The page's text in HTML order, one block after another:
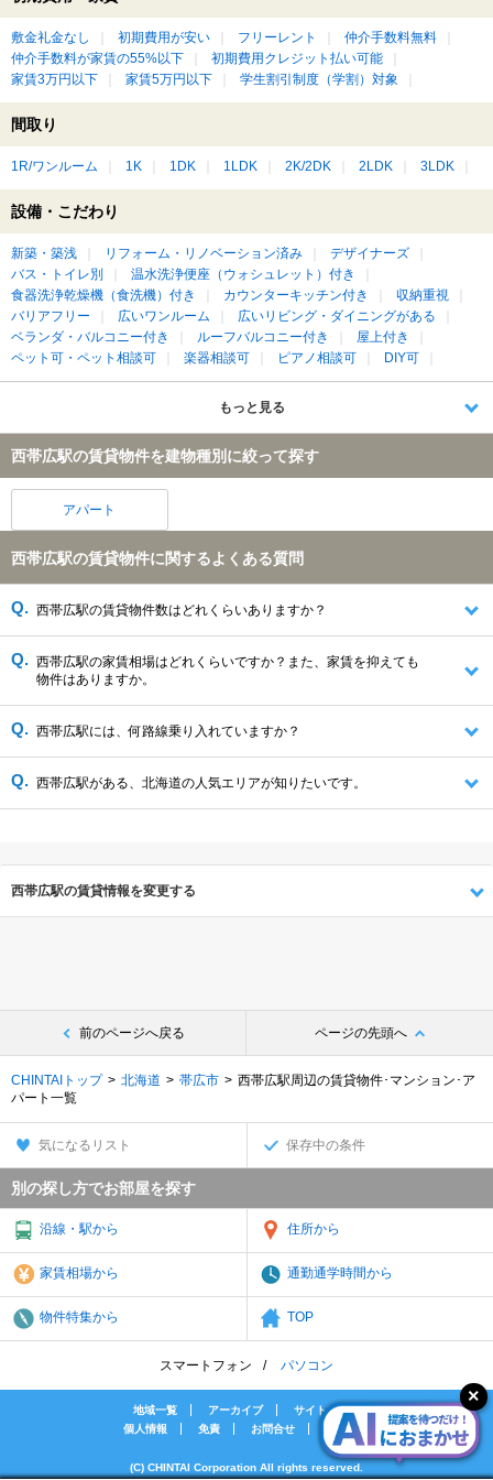
敷金礼金なし 初期費用が安い フリーレント
仲介手数料無料
仲介手数料が家賃の55%以下
初期費用クレジット払い可能
家賃3万円以下
家賃5万円以下 学生割引制度（学割）対象
間取り
1R/ワンルーム 1K 1DK 1LDK 2K/2DK 2LDK 3LDK
設備・こだわり
新築・築浅 リフォーム・リノベーション済み
デザイナーズ
バス・トイレ別
温水洗浄便座（ウォシュレット）付き
食器洗浄乾燥機（食洗機）付き
カウンターキッチン付き
収納重視
バリアフリー
広いワンルーム
広いリビング・ダイニングがある
ベランダ・バルコニー付き
ルーフバルコニー付き
屋上付き
ペット可・ペット相談可
楽器相談可 ピアノ相談可 DIY可
もっと見る
西帯広駅の賃貸物件を建物種別に絞って探す
アパート
西帯広駅の賃貸物件に関するよくある質問
西帯広駅の賃貸物件数はどれくらいありますか？
西帯広駅の家賃相場はどれくらいですか？また、家賃を抑えても
物件はありますか。
西帯広駅には、何路線乗り入れていますか？
西帯広駅がある、北海道の人気エリアが知りたいです。
西帯広駅の賃貸情報を変更する
前のページへ戻る ページの先頭へ
CHINTAIトップ 北海道 帯広市
西帯広駅周辺の賃貸物件･マンション･ア
パート一覧
気になるリスト 保存中の条件
別の探し方でお部屋を探す
沿線・駅から 住所から
家賃相場から 通勤通学時間から
物件特集から TOP
スマートフォン パソコン
地域一覧 アーカイブ
サイトマップ
個人情報
免責 お問合せ 会社案内
(C) CHINTAI Corporation All rights reserved.